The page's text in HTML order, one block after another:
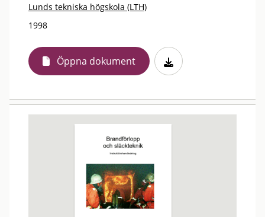
Lunds tekniska högskola (LTH)
1998
Öppna dokument